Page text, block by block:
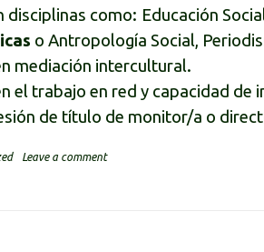
disciplinas como: Educación
o Antropología Social,
mediación intercultural.
el trabajo en red y capacidad
de título de monitor/a o
Leave a comment